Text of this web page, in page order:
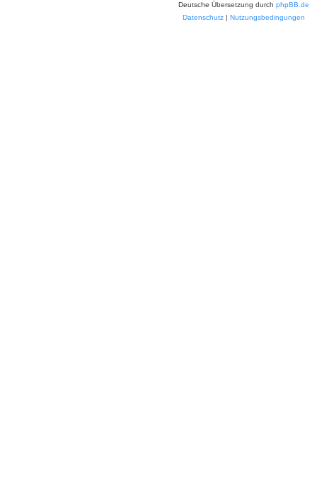
Deutsche Übersetzung durch phpBB.de
Datenschutz | Nutzungsbedingungen